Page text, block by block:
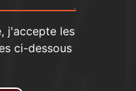
j'accepte les
ci-dessous